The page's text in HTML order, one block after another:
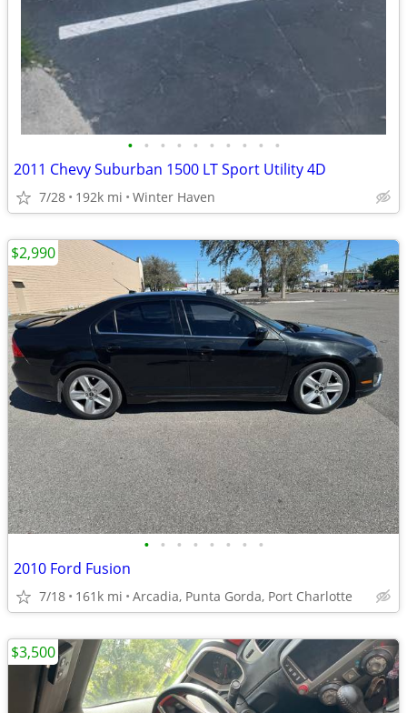
• • • • • • • • • •
2011 Chevy Suburban 1500 LT Sport Utility 4D
7/28 192k mi Winter Haven
• • • • • • • •
2010 Ford Fusion
7/18 161k mi Arcadia, Punta Gorda, Port Charlotte
$2,990
$3,500